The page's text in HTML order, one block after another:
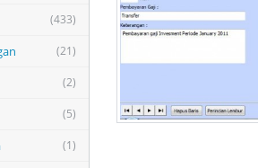
(433)
(21)
(2)
(5)
(1)